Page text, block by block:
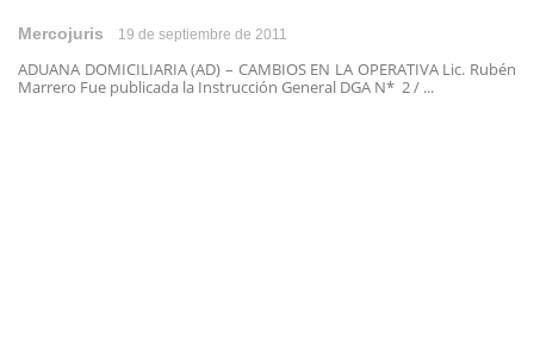
Mercojuris 19 de septiembre de 2011
ADUANA DOMICILIARIA (AD) – CAMBIOS EN LA OPERATIVA Lic. Rubén
Marrero Fue publicada la Instrucción General DGA N* 2 / ...